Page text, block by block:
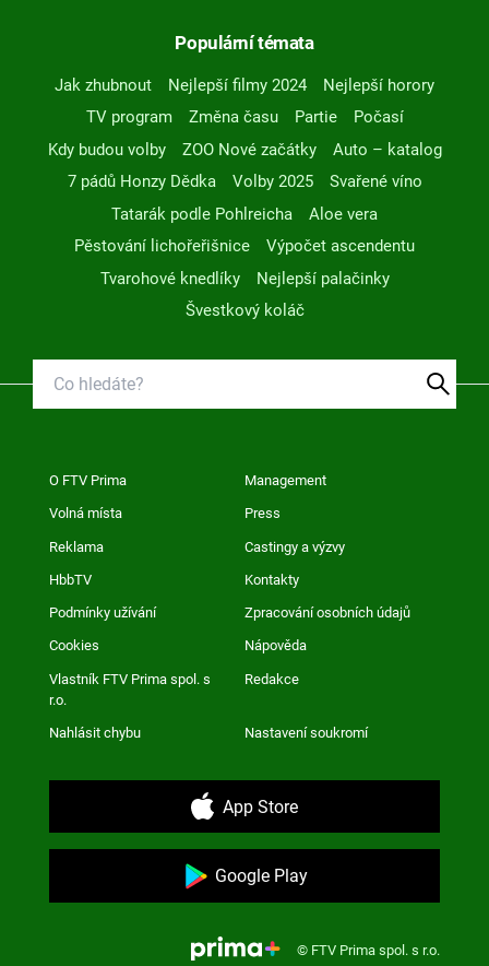
Populární témata
Jak zhubnout Nejlepší filmy 2024
Nejlepší horory
TV program
Změna času Partie
Počasí
Kdy budou volby
ZOO Nové začátky
Auto – katalog
7 pádů Honzy Dědka
Volby 2025
Svařené víno
Tatarák podle Pohlreicha
Aloe vera
Pěstování lichořeřišnice
Výpočet ascendentu
Tvarohové knedlíky
Nejlepší palačinky
Švestkový koláč
O FTV Prima Management
Volná místa Press
Reklama Castingy a výzvy
HbbTV Kontakty
Podmínky užívání Zpracování osobních údajů
Cookies Nápověda
Vlastník FTV Prima spol. s
r.o.
Redakce
Nahlásit chybu Nastavení soukromí
App Store
Google Play
© FTV Prima spol. s r.o.